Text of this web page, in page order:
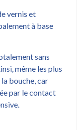
vernis et
à base
sans
même les plus
bouche, car
par le contact